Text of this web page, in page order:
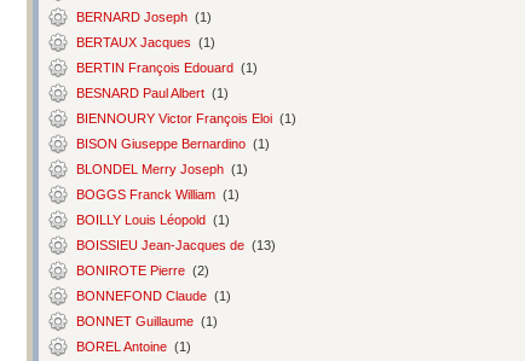
BERNARD Joseph (1)
BERTAUX Jacques (1)
BERTIN François Edouard (1)
BESNARD Paul Albert (1)
BIENNOURY Victor François Eloi (1)
BISON Giuseppe Bernardino (1)
BLONDEL Merry Joseph (1)
BOGGS Franck William (1)
BOILLY Louis Léopold (1)
BOISSIEU Jean-Jacques de (13)
BONIROTE Pierre (2)
BONNEFOND Claude (1)
BONNET Guillaume (1)
BOREL Antoine (1)